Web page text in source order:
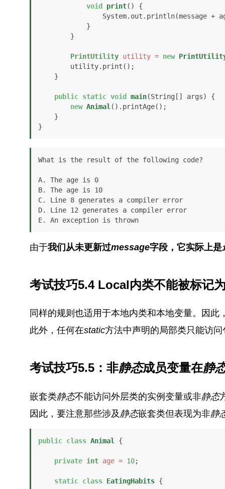
void print()
{
PrintUtility utility = new
public static void main(String[] args)
{
new Animal ().printAge();
}
What is the result of the following code?
A. The age is 0
B. The age is 10
C. Line 8 generates a compiler error
D. Line 12 generates a compiler error
E. An exception is thrown
由于我们从未更新过message字段，它实际上是
考试技巧5.4 Local内类不能被标记
同样的规则也适用于本地内类和本地变量。因
此外，任何在static方法中声明的局部类只能访问
考试技巧5.5：非静态成员变量在静
嵌套类静态不能访问外层类的实例变量或非静态
因此，要注意那些涉及 静态嵌套类但表现为非静
public class Animal {
private int age = 10;
static class EatingHabits {